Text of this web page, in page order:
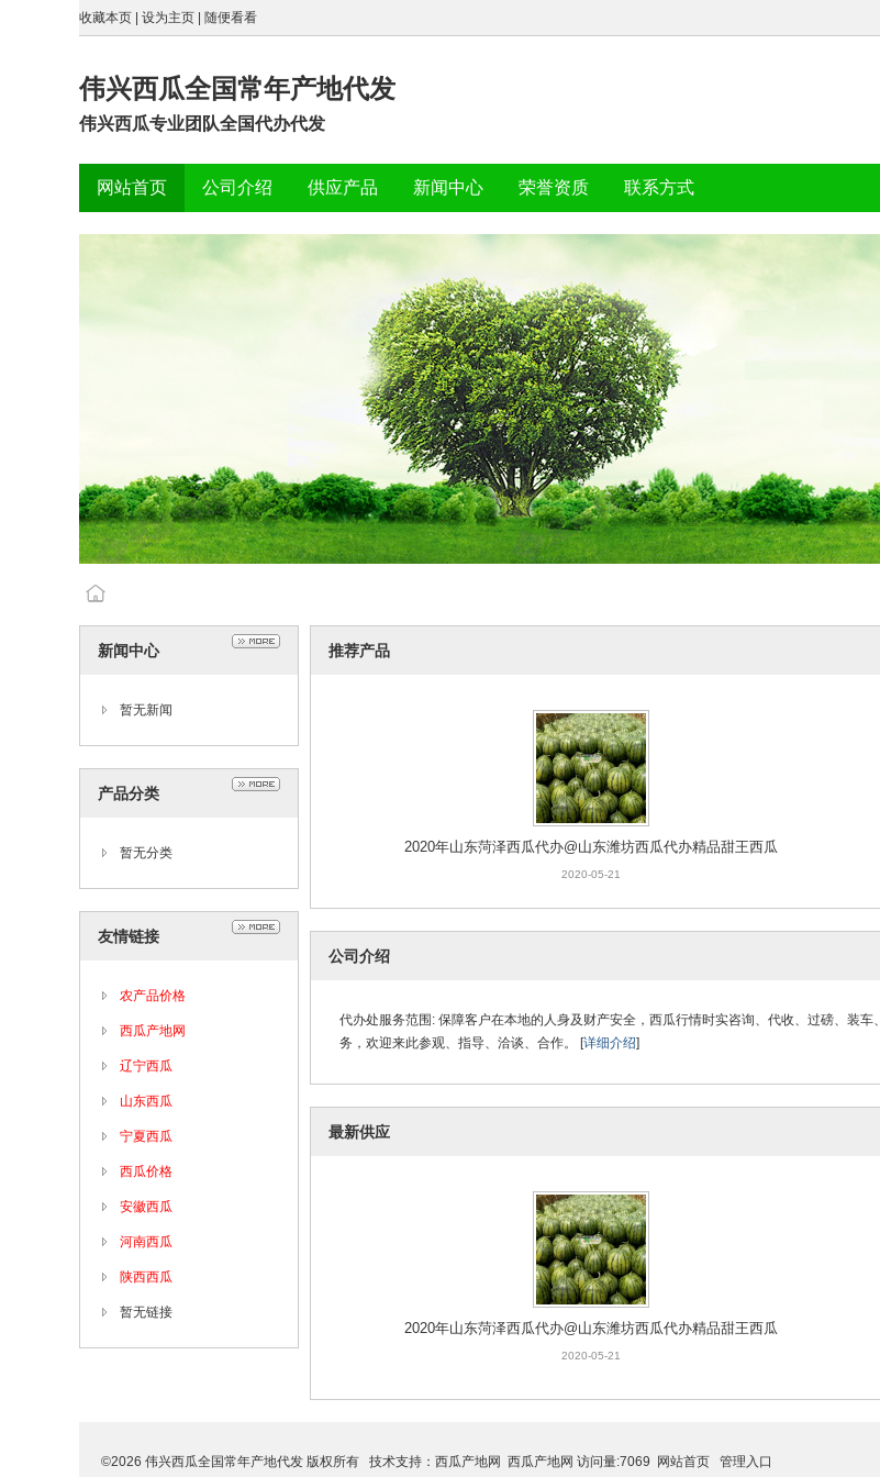
收藏本页 设为主页 随便看看
伟兴西瓜全国常年产地代发
伟兴西瓜专业团队全国代办代发
网站首页 公司介绍 供应产品 新闻中心 荣誉资质 联系方式
新闻中心
暂无新闻
产品分类
暂无分类
友情链接
农产品价格
西瓜产地网
辽宁西瓜
山东西瓜
宁夏西瓜
西瓜价格
安徽西瓜
河南西瓜
陕西西瓜
暂无链接
推荐产品
2020年山东菏泽西瓜代办@山东潍坊西瓜代办精品甜王西瓜
2020-05-21
公司介绍
代办处服务范围: 保障客户在本地的人身及财产安全，西瓜行情时实咨询、代收、过磅、装
务，欢迎来此参观、指导、洽谈、合作。 [详细介绍]
最新供应
2020年山东菏泽西瓜代办@山东潍坊西瓜代办精品甜王西瓜
2020-05-21
©2026 伟兴西瓜全国常年产地代发 版权所有 技术支持： 西瓜产地网 西瓜产地网 访问量:7069 网站首页 管理入口